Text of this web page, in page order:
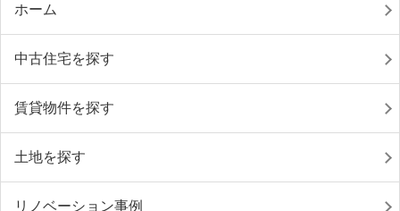
ホーム
中古住宅を探す
賃貸物件を探す
土地を探す
リノベーション事例